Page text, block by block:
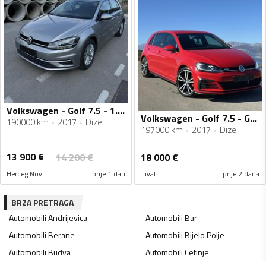
Volkswagen - Golf 7.5 - 1.6 TDI
190000 km 2017 Dizel
13 900€ 14 200€
Herceg Novi prije 1 dan
Volkswagen - Golf 7.5 - GTD
197000 km 2017 Dizel
18 000€
Tivat prije 2 dana
BRZA PRETRAGA
AutomobiliAndrijevica AutomobiliBar
AutomobiliBerane AutomobiliBijelo Polje
AutomobiliBudva AutomobiliCetinje